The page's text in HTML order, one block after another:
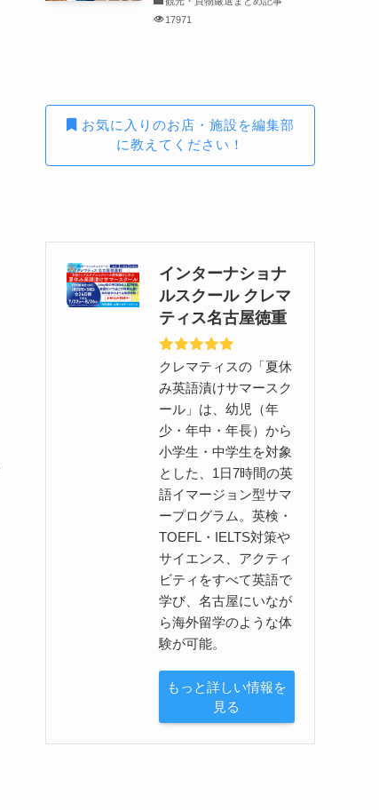
17971
お気に入りのお店・施設を編集部
に教えてください！
インターナショナ
ルスクール クレマ
ティス名古屋徳重
クレマティスの「夏休
み英語漬けサマースク
ール」は、幼児（年
少・年中・年長）から
小学生・中学生を対象
とした、1日7時間の英
語イマージョン型サマ
ープログラム。英検・
TOEFL・IELTS対策や
サイエンス、アクティ
ビティをすべて英語で
学び、名古屋にいなが
ら海外留学のような体
験が可能。
もっと詳しい情報を
見る